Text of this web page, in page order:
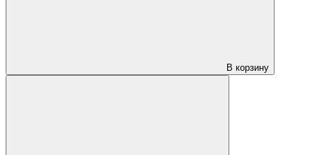
В корзину